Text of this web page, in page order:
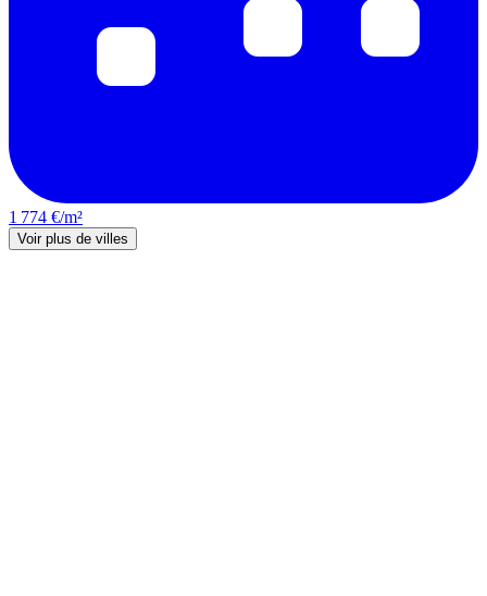
1 774 €/m²
Voir plus de villes